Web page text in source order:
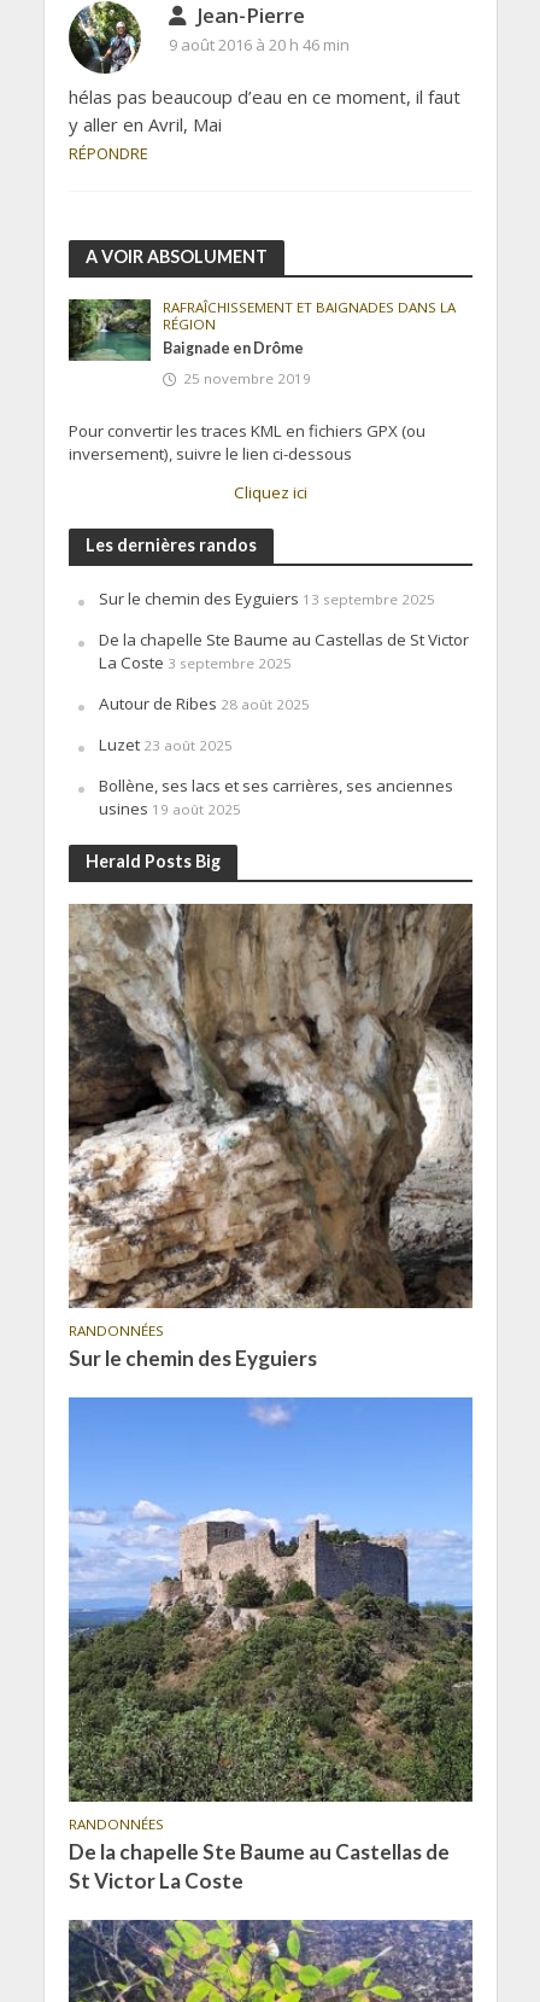
Jean-Pierre
9 août 2016 à 20 h 46 min
hélas pas beaucoup d’eau en ce moment, il faut
y aller en Avril, Mai
RÉPONDRE
A VOIR ABSOLUMENT
RAFRAÎCHISSEMENT ET BAIGNADES DANS LA
RÉGION
Baignade en Drôme
25 novembre 2019
Pour convertir les traces KML en fichiers GPX (ou
inversement), suivre le lien ci-dessous
Cliquez ici
Les dernières randos
Sur le chemin des Eyguiers 13 septembre 2025
De la chapelle Ste Baume au Castellas de St Victor
La Coste 3 septembre 2025
Autour de Ribes 28 août 2025
Luzet 23 août 2025
Bollène, ses lacs et ses carrières, ses anciennes
usines 19 août 2025
Herald Posts Big
RANDONNÉES
Sur le chemin des Eyguiers
RANDONNÉES
De la chapelle Ste Baume au Castellas de
St Victor La Coste